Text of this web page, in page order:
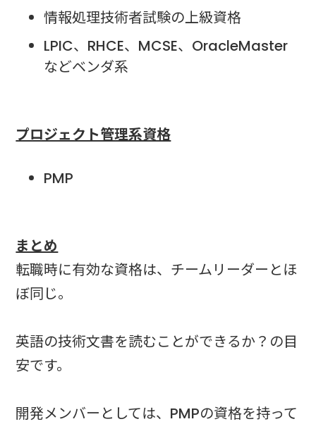
情報処理技術者試験の上級資格
LPIC、RHCE、MCSE、OracleMaster
などベンダ系
プロジェクト管理系資格
PMP
まとめ
転職時に有効な資格は、チームリーダーとほ
ぼ同じ。
英語の技術文書を読むことができるか？の目
安です。
開発メンバーとしては、PMPの資格を持って